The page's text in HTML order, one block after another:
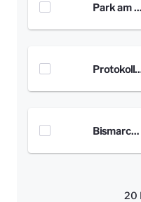
Park am Gesundheitsamt
Protokolle
Bismarckplatz
20